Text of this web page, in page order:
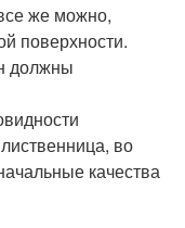
же можно,
поверхности.
должны
во
качества